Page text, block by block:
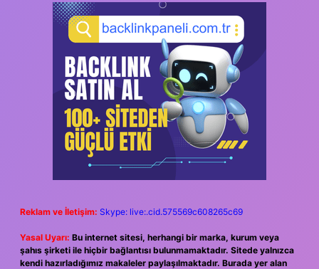
Reklam ve İletişim: Skype: live:.cid.575569c608265c69
Yasal Uyarı: Bu internet sitesi, herhangi bir marka, kurum veya
şahıs şirketi ile hiçbir bağlantısı bulunmamaktadır. Sitede yalnızca
kendi hazırladığımız makaleler paylaşılmaktadır. Burada yer alan